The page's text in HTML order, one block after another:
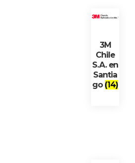
3M
Chile
S.A. en
Santia
go (14)